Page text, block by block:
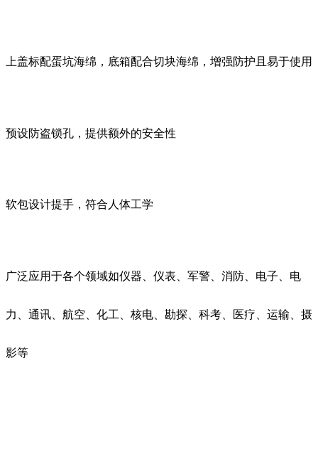
上盖标配蛋坑海绵，底箱配合切块海绵，增强防护且易于使用
预设防盗锁孔，提供额外的安全性
软包设计提手，符合人体工学
广泛应用于各个领域如仪器、仪表、军警、消防、电子、电
力、通讯、航空、化工、核电、勘探、科考、医疗、运输、摄
影等